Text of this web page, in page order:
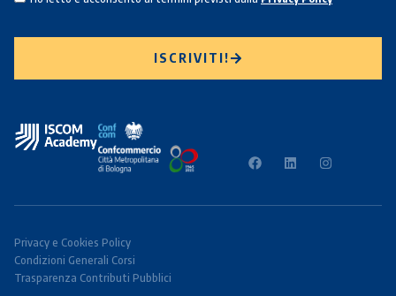
ISCRIVITI!
Privacy e Cookies Policy
Condizioni Generali Corsi
Trasparenza Contributi Pubblici